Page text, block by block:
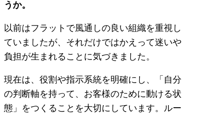
うか。
以前はフラットで風通しの良い組織を重視し
ていましたが、それだけではかえって迷いや
負担が生まれることに気づきました。
現在は、役割や指示系統を明確にし、「自分
の判断軸を持って、お客様のために動ける状
態」をつくることを大切にしています。ルー